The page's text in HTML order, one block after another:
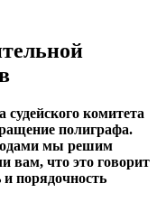
комитета
полиграфа.
мы решим
вам, что это говорит
и порядочность